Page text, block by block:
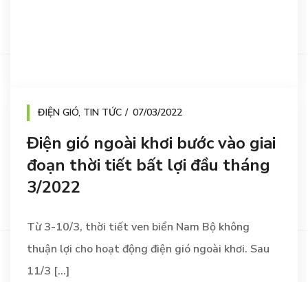
ĐIỆN GIÓ, TIN TỨC 07/03/2022
Điện gió ngoài khơi bước vào giai
đoạn thời tiết bất lợi đầu tháng
3/2022
Từ 3-10/3, thời tiết ven biển Nam Bộ không
thuận lợi cho hoạt động điện gió ngoài khơi. Sau
11/3 [...]